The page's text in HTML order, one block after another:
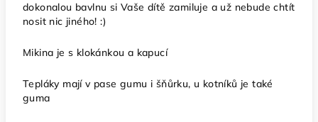
dokonalou bavlnu si Vaše dítě zamiluje a už nebude chtít
nosit nic jiného! :)
Mikina je s klokánkou a kapucí
Tepláky mají v pase gumu i šňůrku, u kotníků je také
guma